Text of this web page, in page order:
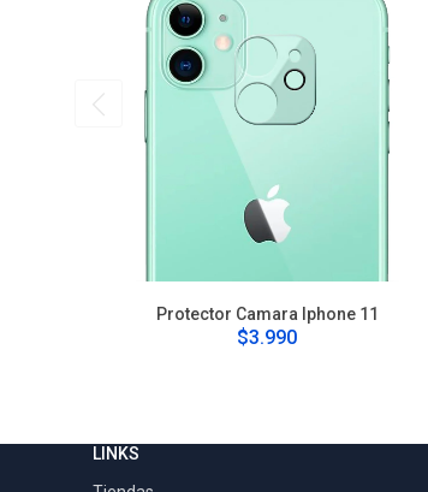
Protector Camara Iphone 11
$3.990
LINKS